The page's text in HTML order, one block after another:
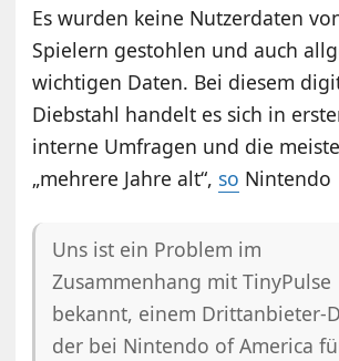
Es wurden keine Nutzerdaten
Spielern gestohlen und auch
wichtigen Daten. Bei diesem
Diebstahl handelt es sich in
interne Umfragen und die
„mehrere Jahre alt“, so Nintendo
Uns ist ein Problem im
Zusammenhang mit TinyPulse
bekannt, einem Drittanbieter-
der bei Nintendo of America